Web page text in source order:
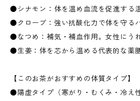
●シナモン：体を温め血流を促進する
●クローブ：強い抗酸化力で体を守る
●なつめ：補気・補血作用。女性にう
●生姜：体を芯から温める代表的な薬
【このお茶がおすすめの体質タイプ】
●陽虚タイプ（寒がり・むくみ・冷え性